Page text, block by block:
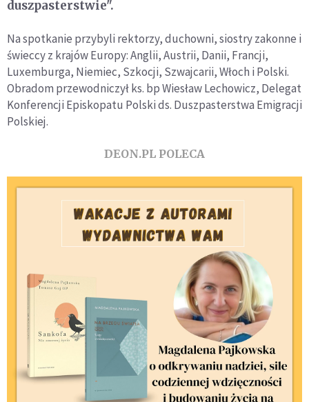
duszpasterstwie".
Na spotkanie przybyli rektorzy, duchowni, siostry zakonne i
świeccy z krajów Europy: Anglii, Austrii, Danii, Francji,
Luxemburga, Niemiec, Szkocji, Szwajcarii, Włoch i Polski.
Obradom przewodniczył ks. bp Wiesław Lechowicz, Delegat
Konferencji Episkopatu Polski ds. Duszpasterstwa Emigracji
Polskiej.
DEON.PL POLECA